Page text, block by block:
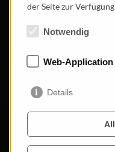
Arch
der Seite zur
Notwendig
Web-Application
Details